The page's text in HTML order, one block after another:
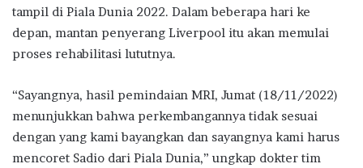
tampil di Piala Dunia 2022. Dalam beberapa hari ke
depan, mantan penyerang Liverpool itu akan memulai
proses rehabilitasi lututnya.
“Sayangnya, hasil pemindaian MRI, Jumat (18/11/2022)
menunjukkan bahwa perkembangannya tidak sesuai
dengan yang kami bayangkan dan sayangnya kami harus
mencoret Sadio dari Piala Dunia,” ungkap dokter tim